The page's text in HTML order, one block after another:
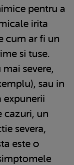
pentru a
irita
cum ar fi un
si tuse.
severe,
sau in
expunerii
cazuri, un
severa,
este o